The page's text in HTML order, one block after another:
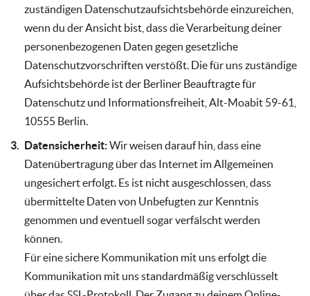
zuständigen Datenschutzaufsichtsbehörde einzureichen,
wenn du der Ansicht bist, dass die Verarbeitung deiner
personenbezogenen Daten gegen gesetzliche
Datenschutzvorschriften verstößt. Die für uns zuständige
Aufsichtsbehörde ist der Berliner Beauftragte für
Datenschutz und Informationsfreiheit, Alt-Moabit 59-61,
10555 Berlin.
Datensicherheit:Wir weisen darauf hin, dass eine
Datenübertragung über das Internet im Allgemeinen
ungesichert erfolgt. Es ist nicht ausgeschlossen, dass
übermittelte Daten von Unbefugten zur Kenntnis
genommen und eventuell sogar verfälscht werden
können.
Für eine sichere Kommunikation mit uns erfolgt die
Kommunikation mit uns standardmäßig verschlüsselt